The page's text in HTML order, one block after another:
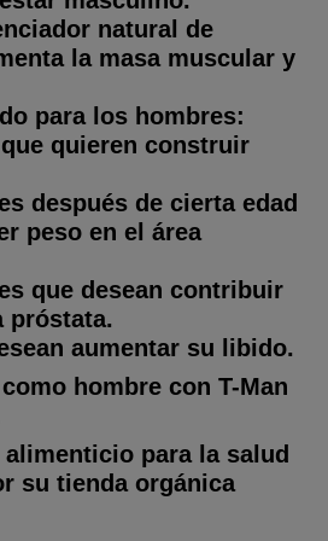
natural de
la masa muscular y
para los hombres:
quieren construir
después de cierta edad
peso en el área
que desean contribuir
próstata.
aumentar su libido.
hombre con T-Man
para la salud
su tienda orgánica